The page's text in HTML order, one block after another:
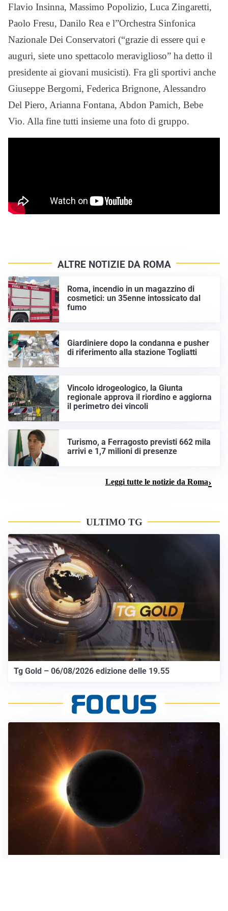
Flavio Insinna, Massimo Popolizio, Luca Zingaretti,
Paolo Fresu, Danilo Rea e l”Orchestra Sinfonica
Nazionale Dei Conservatori (“grazie di essere qui e
auguri, siete uno spettacolo meraviglioso” ha detto il
presidente ai giovani musicisti). Fra gli sportivi anche
Giuseppe Bergomi, Federica Brignone, Alessandro
Del Piero, Arianna Fontana, Abdon Pamich, Bebe
Vio. Alla fine tutti insieme una foto di gruppo.
ALTRE NOTIZIE DA ROMA
Roma, incendio in un magazzino di
cosmetici: un 35enne intossicato dal
fumo
Giardiniere dopo la condanna e pusher
di riferimento alla stazione Togliatti
Vincolo idrogeologico, la Giunta
regionale approva il riordino e aggiorna
il perimetro dei vincoli
Turismo, a Ferragosto previsti 662 mila
arrivi e 1,7 milioni di presenze
Leggi tutte le notizie da Roma
ULTIMO TG
Tg Gold – 06/08/2026 edizione delle 19.55